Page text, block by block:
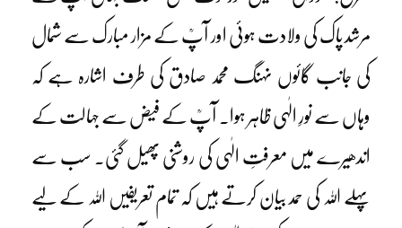
مرشد پاک کی ولادت ہوئی اور آپؒ کے مزار مبارک سے شمال
کی جانب گائوں نہنگ محمد صادق کی طرف اشارہ ہے کہ
وہاں سے نورِ الٰہی ظاہر ہوا۔ آپؒ کے فیض سے جہالت کے
اندھیرے میں معرفتِ الٰہی کی روشنی پھیل گئی۔ سب سے
پہلے اللہ کی حمد بیان کرتے ہیں کہ تمام تعریفیں اللہ کے لیے